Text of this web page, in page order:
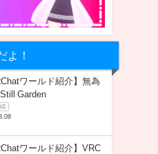
よ！
ワールド紹介】無為
Garden
応
ワールド紹介】VRC